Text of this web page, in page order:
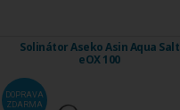
Solinátor Aseko Asin Aqua Salt
eOX 100
DOPRAVA
ZDARMA